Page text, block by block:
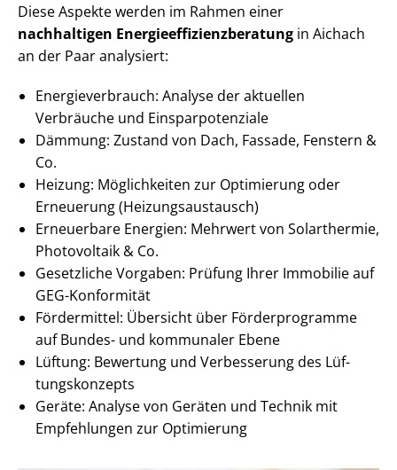
Diese Aspekte werden im Rahmen einer
nachhaltigen En­er­gie­ef­fi­zi­enz­be­ra­tung in Aichach
an der Paar analysiert:
En­er­gie­ver­brauch: Analyse der aktuellen
Verbräuche und Ein­spar­po­ten­zia­le
Dämmung: Zustand von Dach, Fassade, Fenstern &
Co.
Heizung: Möglichkeiten zur Optimierung oder
Erneuerung (Hei­zungs­aus­tausch)
Erneuerbare Energien: Mehrwert von Solarthermie,
Photovoltaik & Co.
Gesetzliche Vorgaben: Prüfung Ihrer Immobilie auf
GEG-Konformität
Fördermittel: Übersicht über Förderprogramme
auf Bundes- und kommunaler Ebene
Lüftung: Bewertung und Verbesserung des Lüf­
tungs­kon­zepts
Geräte: Analyse von Geräten und Technik mit
Empfehlungen zur Optimierung